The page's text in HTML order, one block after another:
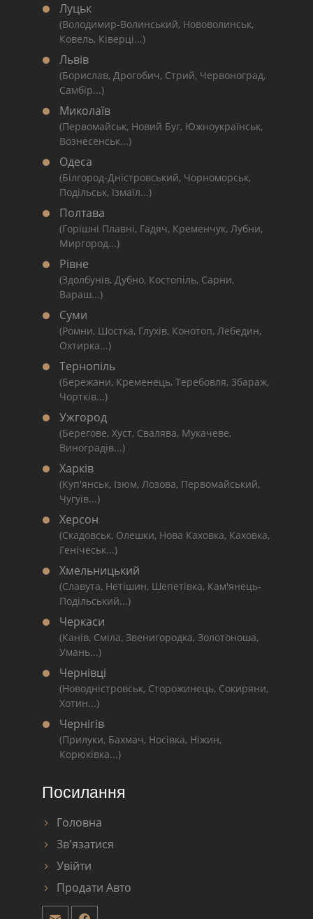
Луцьк
(Володимир-Волинський, Нововолинськ,
Ковель, Ківерці...)
Львів
(Борислав, Дрогобич, Стрий, Червоноград,
Самбір...)
Миколаїв
(Первомайськ, Новий Буг, Южноукраїнськ,
Вознесенськ...)
Одеса
(Білгород-Дністровський, Чорноморськ,
Подільськ, Ізмаїл...)
Полтава
(Горішні Плавні, Гадяч, Кременчук, Лубни,
Миргород...)
Рівне
(Здолбунів, Дубно, Костопіль, Сарни,
Вараш...)
Суми
(Ромни, Шостка, Глухів, Конотоп, Лебедин,
Охтирка...)
Тернопіль
(Бережани, Кременець, Теребовля, Збараж,
Чортків...)
Ужгород
(Берегове, Хуст, Свалява, Мукачеве,
Виноградів...)
Харків
(Куп'янськ, Ізюм, Лозова, Первомайський,
Чугуїв...)
Херсон
(Скадовськ, Олешки, Нова Каховка, Каховка,
Генічеськ...)
Хмельницький
(Славута, Нетішин, Шепетівка, Кам'янець-
Подільський...)
Черкаси
(Канів, Сміла, Звенигородка, Золотоноша,
Умань...)
Чернівці
(Новодністровськ, Сторожинець, Сокиряни,
Хотин...)
Чернігів
(Прилуки, Бахмач, Носівка, Ніжин,
Корюківка...)
Посилання
Головна
Зв'язатися
Увійти
Продати Авто